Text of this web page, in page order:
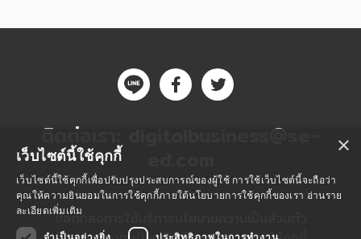
การ์ตูนมังงะ (Manga)
ติดต่อเรา: digitalbusiness@se-
ข้อตกลงการใช้บริการ
×
เว็บไซต์นี้ใช้คุกกี้
เว็บไซต์นี้ใช้คุกกี้เพื่อปรับปรุงประสบการณ์ของผู้ใช้ การใช้เว็บไซต์นี้จะถือว่า
คุณให้ความยินยอมในการใช้คุกกี้ภายใต้นโยบายการใช้คุกกี้ของเรา อ่านราย
ละเอียดเพิ่มเติม